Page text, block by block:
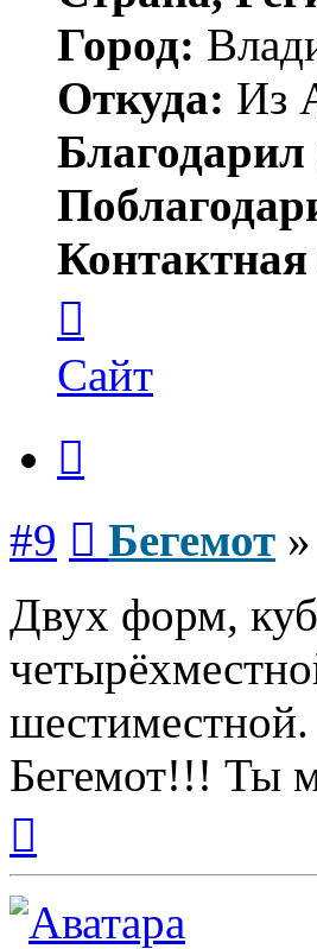
Город:
Откуда: Из
Благодарил
пользователя
Бегемот
Сайт
#9 Бегемот »
Двух форм,
шестиместной.
Бегемот!!! Ты
началу